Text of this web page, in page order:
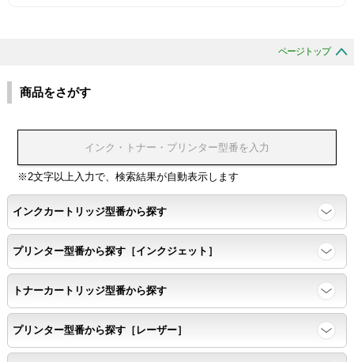
色同士のにじみがないこと。
浸透性
浸透性テスト用のサンプルを印刷する。
任意の色を背景として使用し、
背景と違う色で8号サイズのArialフォントで
鮮明に印刷できること。
速乾性
互換性テストサンプルを5ページ連続印刷する。
ページトップ
商品をさがす
※2文字以上入力で、検索結果が自動表示します
インクカートリッジ型番から探す
プリンター型番から探す［インクジェット］
トナーカートリッジ型番から探す
プリンター型番から探す［レーザー］